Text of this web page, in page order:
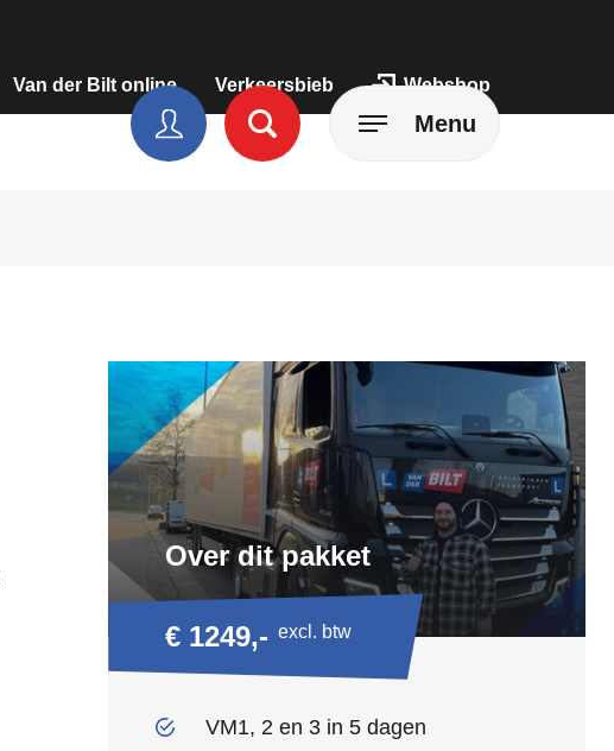
Menu
Van der Bilt online Verkeersbieb Webshop
Over dit pakket
€ 1249,- excl. btw
VM1, 2 en 3 in 5 dagen